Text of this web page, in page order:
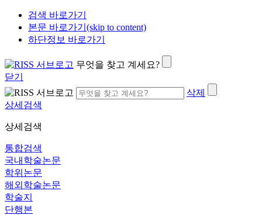
검색 바로가기
본문 바로가기(skip to content)
하단정보 바로가기
무엇을 찾고 계세요?
닫기
삭제
상세검색
상세검색
통합검색
국내학술논문
학위논문
해외학술논문
학술지
단행본